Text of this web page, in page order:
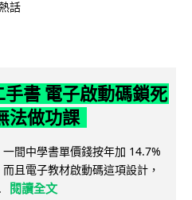
話
書 電子啟動碼鎖死
法做功課
間中學書單價錢按年加 14.7%
且電子教材啟動碼這項設計，
閱讀全文